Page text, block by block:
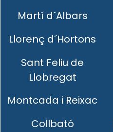
Martí d´Albars
Llorenç d´Hortons
Sant Feliu de
Llobregat
Montcada i Reixac
Collbató